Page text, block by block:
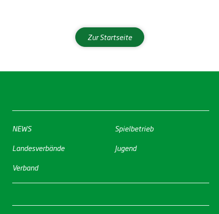
Zur Startseite
NEWS
Landesverbände
Verband
Spielbetrieb
Jugend